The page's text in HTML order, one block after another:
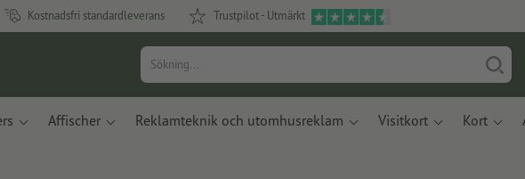
Kostnadsfri standardleverans Trustpilot - Utmärkt
Affischer Reklamteknik och utomhusreklam Visitkort Kort